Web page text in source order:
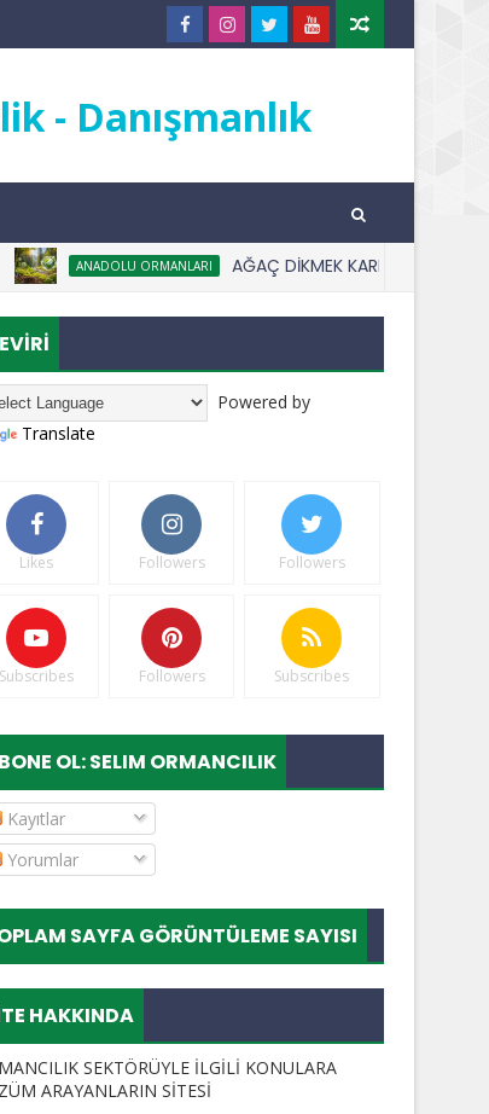
- Danışmanlık
ANADOLU ORMANLARI AĞAÇ DİKMEK KARBON AYAK İZİNİ
Powered by
Translate
Likes Followers Followers
Subscribes Followers Subscribes
OL: SELIM ORMANCILIK
Kayıtlar
Yorumlar
SAYFA GÖRÜNTÜLEME SAYISI
HAKKINDA
SEKTÖRÜYLE İLGİLİ KONULARA
ARAYANLARIN SİTESİ